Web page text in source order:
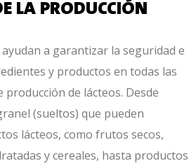
LA PRODUCCIÓN
a garantizar la seguridad e
y productos en todas las
producción de lácteos. Desde
(sueltos) que pueden
lácteos, como frutos secos,
y cereales, hasta productos